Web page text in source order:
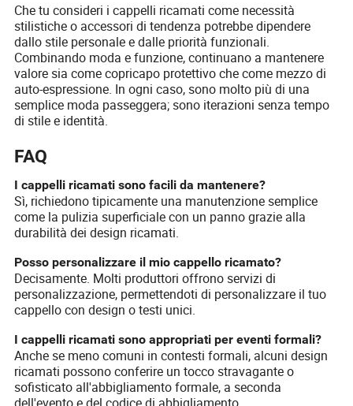
Che tu consideri i cappelli ricamati come necessità
stilistiche o accessori di tendenza potrebbe dipendere
dallo stile personale e dalle priorità funzionali.
Combinando moda e funzione, continuano a mantenere
valore sia come copricapo protettivo che come mezzo di
auto-espressione. In ogni caso, sono molto più di una
semplice moda passeggera; sono iterazioni senza tempo
di stile e identità.
FAQ
I cappelli ricamati sono facili da mantenere?
Sì, richiedono tipicamente una manutenzione semplice
come la pulizia superficiale con un panno grazie alla
durabilità dei design ricamati.
Posso personalizzare il mio cappello ricamato?
Decisamente. Molti produttori offrono servizi di
personalizzazione, permettendoti di personalizzare il tuo
cappello con design o testi unici.
I cappelli ricamati sono appropriati per eventi formali?
Anche se meno comuni in contesti formali, alcuni design
ricamati possono conferire un tocco stravagante o
sofisticato all'abbigliamento formale, a seconda
dell'evento e del codice di abbigliamento.